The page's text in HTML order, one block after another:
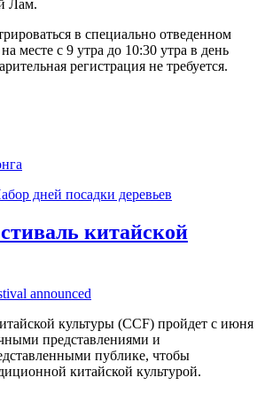
Лам.
в специально отведенном
месте с 9 утра до 10:30 утра в день
регистрация не требуется.
дней посадки деревьев
китайской
культуры (CCF) пройдет с июня
представлениями и
публике, чтобы
китайской культурой.